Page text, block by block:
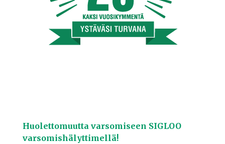
Huolettomuutta varsomiseen SIGLOO
varsomishälyttimellä!